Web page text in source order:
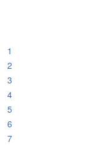
1
2
3
4
5
6
7